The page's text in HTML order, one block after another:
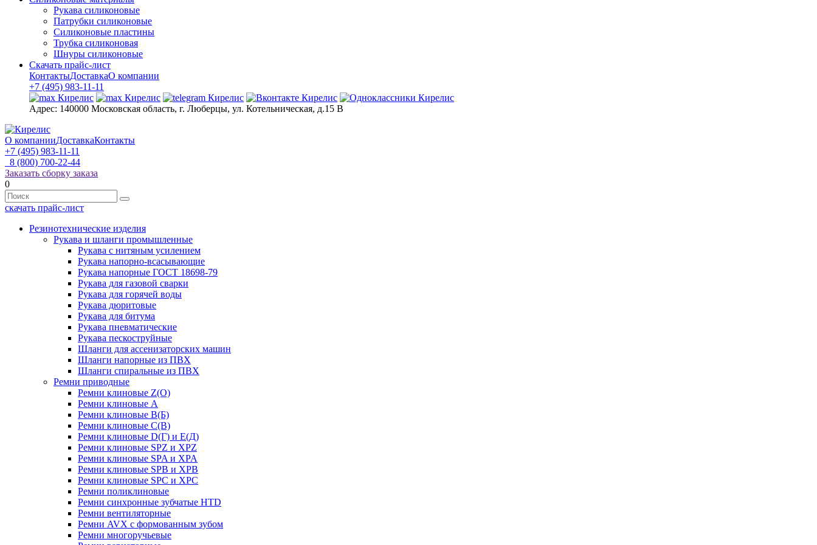
Рукава силиконовые
Патрубки силиконовые
Силиконовые пластины
Трубка силиконовая
Шнуры силиконовые
Скачать прайс-лист
КонтактыДоставкаО компании
+7 (495) 983-11-11
Адрес: 140000 Московская область, г. Люберцы, ул. Котельническая, д.15 В
О компанииДоставкаКонтакты
+7 (495) 983-11-11
8 (800) 700-22-44
Заказать сборку заказа
0
скачать прайс-лист
Резинотехнические изделия
Рукава и шланги промышленные
Рукава с нитяным усилением
Рукава напорно-всасывающие
Рукава напорные ГОСТ 18698-79
Рукава для газовой сварки
Рукава для горячей воды
Рукава дюритовые
Рукава для битума
Рукава пневматические
Рукава пескоструйные
Шланги для ассенизаторских машин
Шланги напорные из ПВХ
Шланги спиральные из ПВХ
Ремни приводные
Ремни клиновые Z(О)
Ремни клиновые А
Ремни клиновые В(Б)
Ремни клиновые С(В)
Ремни клиновые D(Г) и Е(Д)
Ремни клиновые SPZ и XPZ
Ремни клиновые SPA и XPA
Ремни клиновые SPB и XPB
Ремни клиновые SPC и XPC
Ремни поликлиновые
Ремни синхронные зубчатые HTD
Ремни вентиляторные
Ремни AVX с формованным зубом
Ремни многоручьевые